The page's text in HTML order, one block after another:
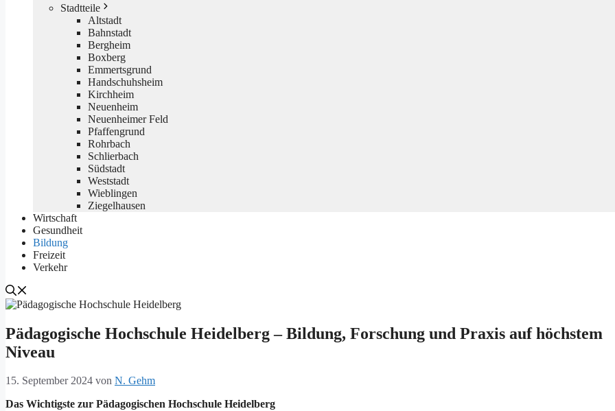
Stadtteile
Altstadt
Bahnstadt
Bergheim
Boxberg
Emmertsgrund
Handschuhsheim
Kirchheim
Neuenheim
Neuenheimer Feld
Pfaffengrund
Rohrbach
Schlierbach
Südstadt
Weststadt
Wieblingen
Ziegelhausen
Wirtschaft
Gesundheit
Bildung
Freizeit
Verkehr
Pädagogische Hochschule Heidelberg – Bildung, Forschung und Praxis auf höchstem
Niveau
15. September 2024 von N. Gehm
Das Wichtigste zur Pädagogischen Hochschule Heidelberg